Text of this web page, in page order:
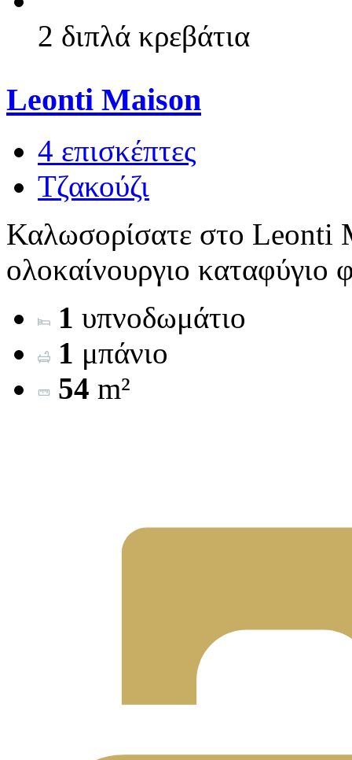
2 διπλά κρεβάτια
Leonti Maison
4 επισκέπτες
Τζακούζι
Καλωσορίσατε στο Leonti
ολοκαίνουργιο καταφύγιο
1 υπνοδωμάτιο
1 μπάνιο
54 m²